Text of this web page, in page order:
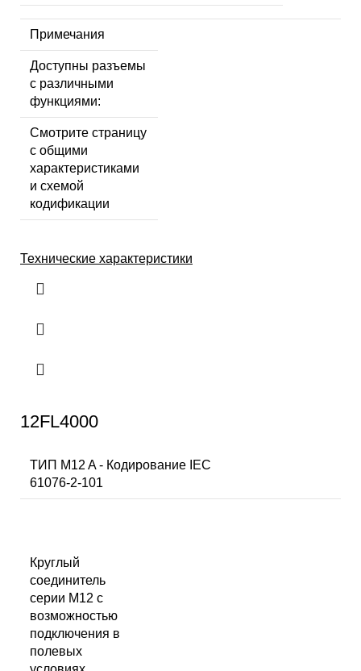
Примечания
Доступны разъемы
с различными
функциями:
Смотрите страницу
с общими
характеристиками
и схемой
кодификации
Технические характеристики
12FL4000
ТИП M12 A - Кодирование IEC
61076-2-101
Круглый
соединитель
серии M12 с
возможностью
подключения в
полевых